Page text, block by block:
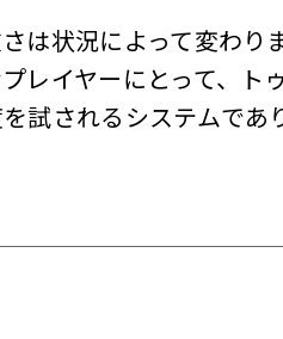
は状況によって変わ
レイヤーにとって、
試されるシステムで